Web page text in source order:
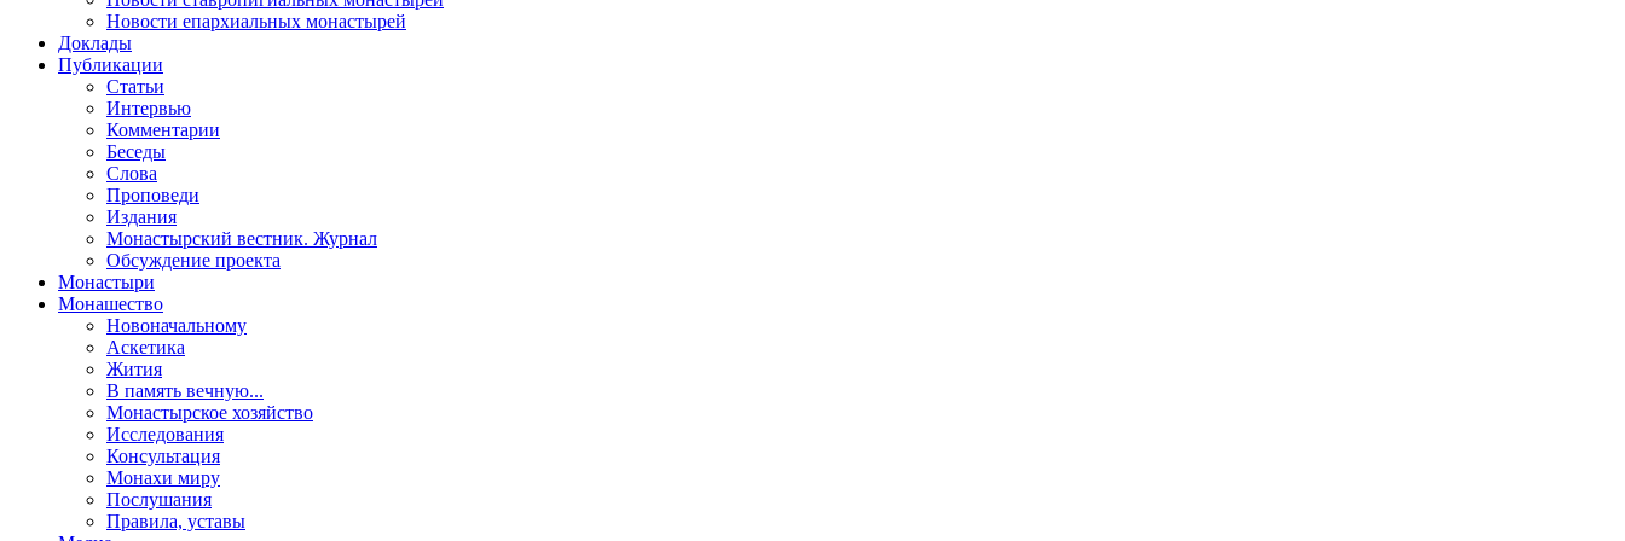
Новости епархиальных монастырей
Доклады
Публикации
Статьи
Интервью
Комментарии
Беседы
Слова
Проповеди
Издания
Монастырский вестник. Журнал
Обсуждение проекта
Монастыри
Монашество
Новоначальному
Аскетика
Жития
В память вечную...
Монастырское хозяйство
Исследования
Консультация
Монахи миру
Послушания
Правила, уставы